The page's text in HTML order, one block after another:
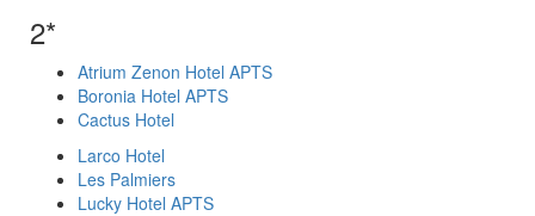
2*
Atrium Zenon Hotel APTS
Boronia Hotel APTS
Cactus Hotel
Larco Hotel
Les Palmiers
Lucky Hotel APTS